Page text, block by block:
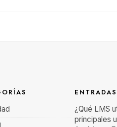
¿Qué LMS
principales